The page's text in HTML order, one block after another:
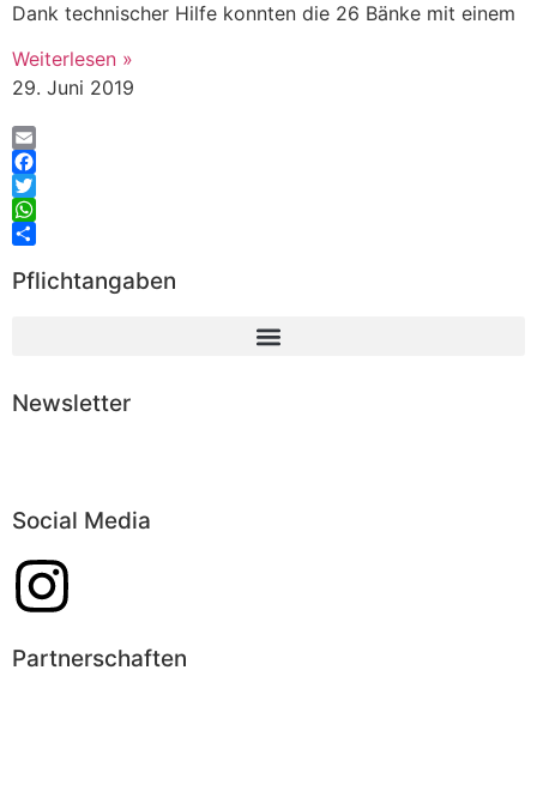
Dank technischer Hilfe konnten die 26 Bänke mit einem
Weiterlesen »
29. Juni 2019
Email
Facebook
Twitter
WhatsApp
Pflichtangaben
Newsletter
Social Media
Partnerschaften